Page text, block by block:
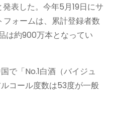
発表した。今年5月19日にサ
ォームは、累計登録者数
は約900万本となってい
で「No.1白酒（バイジュ
コール度数は53度が一般